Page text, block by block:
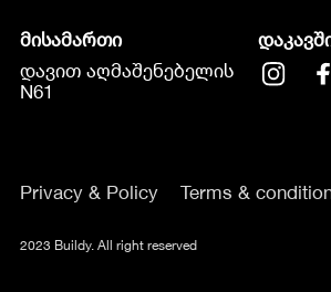
მისამართი
დავით აღმაშენებელის
N61
Privacy & Policy Terms &
2023 Buildy. All right reserved